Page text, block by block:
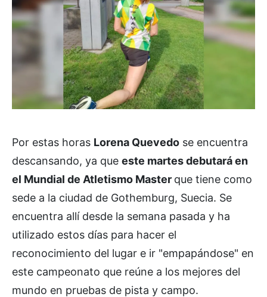
Por estas horas Lorena Quevedo se encuentra
descansando, ya que este martes debutará en
el Mundial de Atletismo Master que tiene como
sede a la ciudad de Gothemburg, Suecia. Se
encuentra allí desde la semana pasada y ha
utilizado estos días para hacer el
reconocimiento del lugar e ir "empapándose" en
este campeonato que reúne a los mejores del
mundo en pruebas de pista y campo.